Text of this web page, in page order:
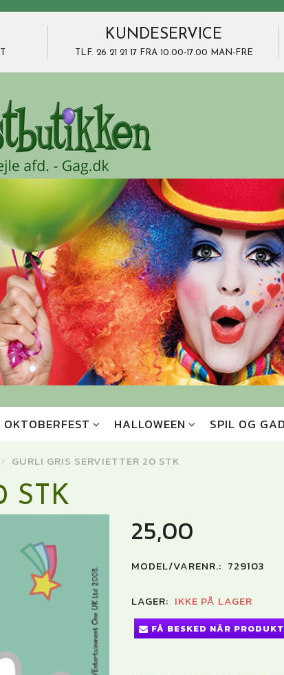
KUNDESERVICE
TLF. 26 21 21 17 FRA 10.00-17.00 MAN-FRE
OKTOBERFEST HALLOWEEN SPIL OG
GURLI GRIS SERVIETTER 20 STK
STK
25,00
MODEL/VARENR.: 729103
LAGER: IKKE PÅ LAGER
FÅ BESKED NÅR